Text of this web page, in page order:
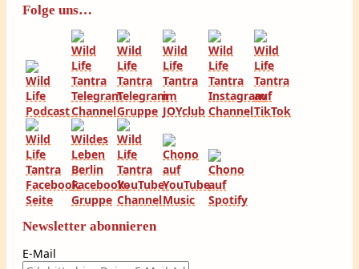
Folge uns…
Newsletter abonnieren
E-Mail